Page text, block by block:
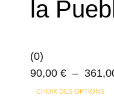
la
(0)
90,00 € –
CHOIX DES OPTIONSCe